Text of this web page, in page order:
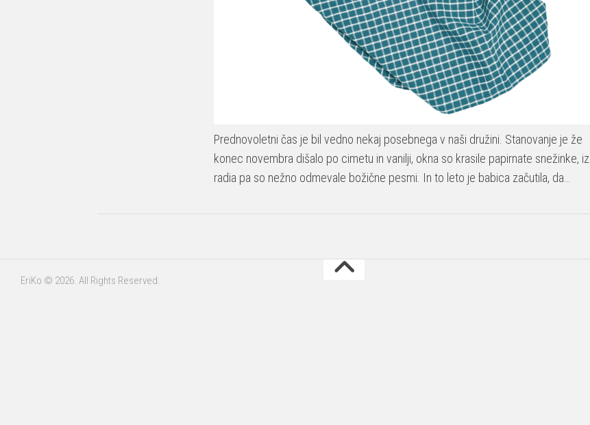
Prednovoletni čas je bil vedno nekaj posebnega v naši družini. Stanovanje je že
konec novembra dišalo po cimetu in vanilji, okna so krasile papirnate snežinke, iz
radia pa so nežno odmevale božične pesmi. In to leto je babica začutila, da…
EriKo © 2026. All Rights Reserved.